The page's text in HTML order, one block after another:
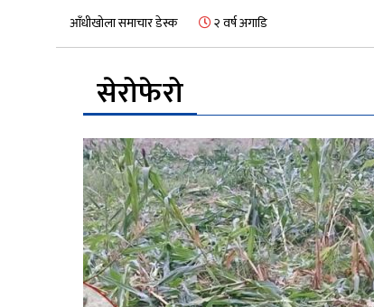
आँधीखोला समाचार डेस्क २ वर्ष अगाडि
सेरोफेरो